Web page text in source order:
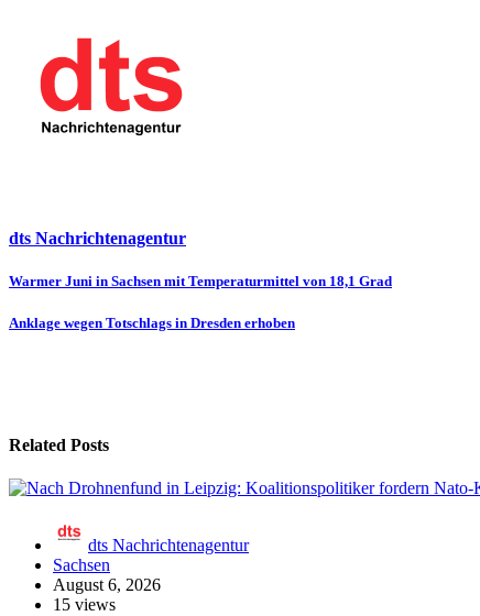
dts Nachrichtenagentur
Beitragsnavigation
Warmer Juni in Sachsen mit Temperaturmittel von 18,1 Grad
Anklage wegen Totschlags in Dresden erhoben
Related Posts
dts Nachrichtenagentur
Sachsen
August 6, 2026
15 views